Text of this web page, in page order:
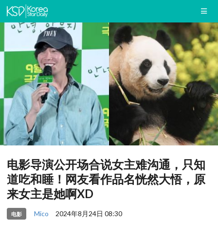
电影导演公开场合说女主难沟通，只知
道吃和睡！网友看作品名恍然大悟，原
来女主是她啊XD
电影 Mico 2024年8月24日 08:30